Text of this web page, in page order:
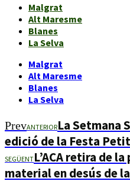
Malgrat
Alt Maresme
Blanes
La Selva
Malgrat
Alt Maresme
Blanes
La Selva
PrevANTERIORLa Setmana
edició de la Festa
SEGÜENTL’ACA retira de
material en desús de